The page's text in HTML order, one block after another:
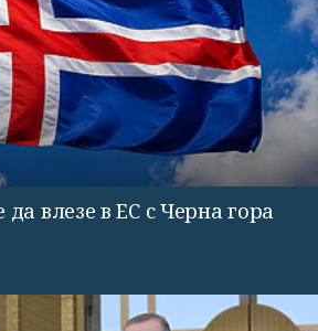
влезе в ЕС с Черна гора